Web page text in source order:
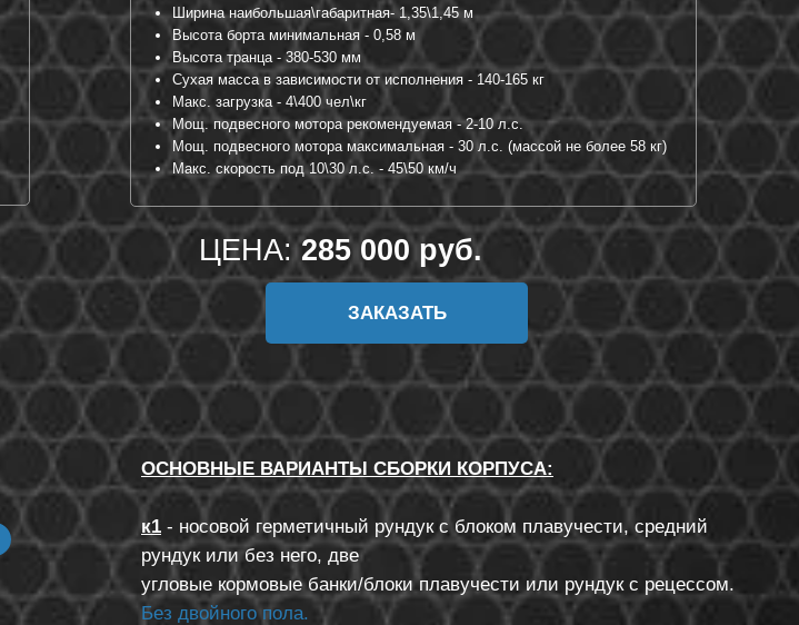
ЦЕНА:285 000 руб.
ЗАКАЗАТЬ
Ширина наибольшая\габаритная- 1,35\1,45 м
Высота борта минимальная - 0,58 м
Высота транца - 380-530 мм
Сухая масса в зависимости от исполнения - 140-165 кг
Макс. загрузка - 4\400 чел\кг
Мощ. подвесного мотора рекомендуемая - 2-10 л.с.
Мощ. подвесного мотора максимальная - 30 л.с. (массой не более 58 кг)
Макс. скорость под 10\30 л.с. - 45\50 км/ч
ОСНОВНЫЕ ВАРИАНТЫ СБОРКИ КОРПУСА:
к1 - носовой герметичный рундук с блоком плавучести, средний
рундук или без него, две
угловые кормовые банки/блоки плавучести или рундук с рецессом.
Без двойного пола.